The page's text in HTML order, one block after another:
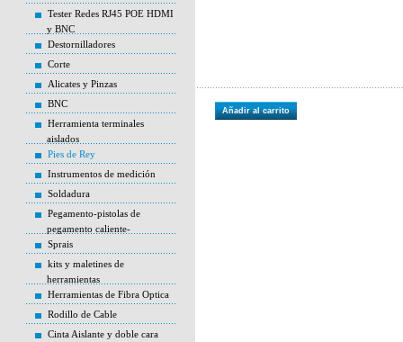
Tester Redes RJ45 POE HDMI
y BNC
Destornilladores
Corte
Alicates y Pinzas
BNC
Herramienta terminales
aislados
Pies de Rey
Instrumentos de medición
Soldadura
Pegamento-pistolas de
pegamento caliente-
Sprais
kits y maletines de
herramientas
Herramientas de Fibra Optica
Rodillo de Cable
Cinta Aislante y doble cara
Añadir al carrito